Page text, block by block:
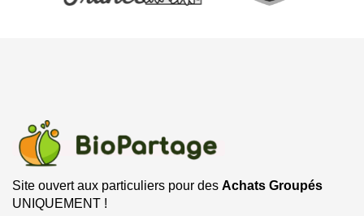
Site ouvert aux particuliers pour des Achats Groupés
UNIQUEMENT !